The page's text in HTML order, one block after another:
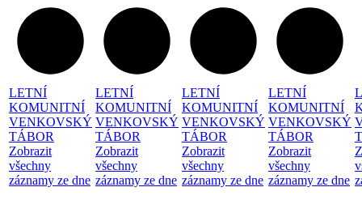
LETNÍ
KOMUNITNÍ
VENKOVSKÝ
TÁBOR
Zobrazit
všechny
záznamy ze dne
LETNÍ
KOMUNITNÍ
VENKOVSKÝ
TÁBOR
Zobrazit
všechny
záznamy ze dne
LETNÍ
KOMUNITNÍ
VENKOVSKÝ
TÁBOR
Zobrazit
všechny
záznamy ze dne
LETNÍ
KOMUNITNÍ
VENKOVSKÝ
TÁBOR
Zobrazit
všechny
záznamy ze dne